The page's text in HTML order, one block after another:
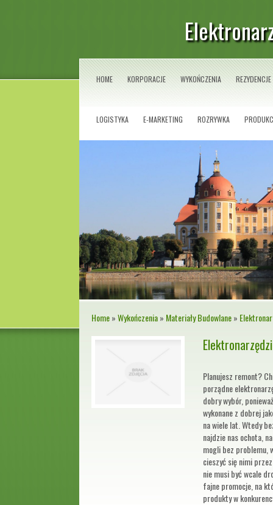
HOME KORPORACJE WYKOŃCZENIA REZYDENCJE
LOGISTYKA E-MARKETING ROZRYWKA
Home»Wykończenia» Materiały Budowlane»
Planujesz remont?
porządne
dobry wybór,
wykonane z dobrej
na wiele lat. Wtedy
najdzie nas ochota,
mogli bez problemu,
cieszyć się nimi
nie musi być wcale
fajne promocje, na
produkty w